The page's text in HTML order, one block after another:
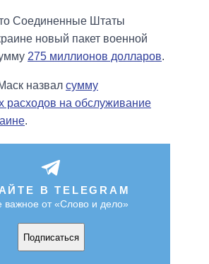
Соединенные Штаты
новый пакет военной
275 миллионов долларов.
назвал сумму
расходов на обслуживание
.
В TELEGRAM
важное от «Слово и дело»
Подписаться